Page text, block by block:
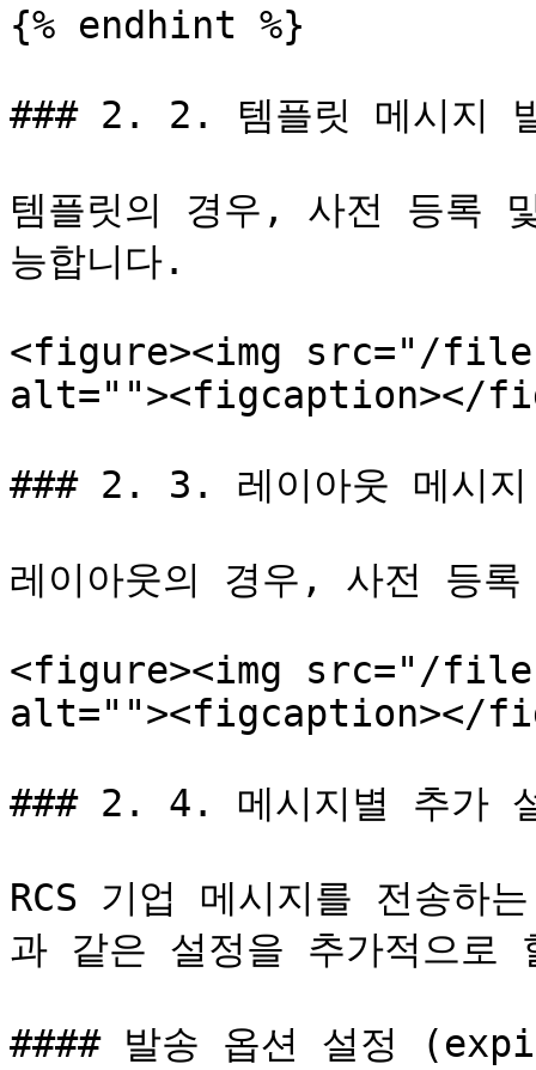
{% endhint %}
### 2. 2. 템플릿 메시지
템플릿의 경우, 사전 등록
능합니다.
<figure><img src="/files/
alt=""><figcaption></
### 2. 3. 레이아웃 메시지
레이아웃의 경우, 사전 등
<figure><img src="/
alt=""><figcaption></
### 2. 4. 메시지별 추가
RCS 기업 메시지를 전송하
과 같은 설정을 추가적으
#### 발송 옵션 설정